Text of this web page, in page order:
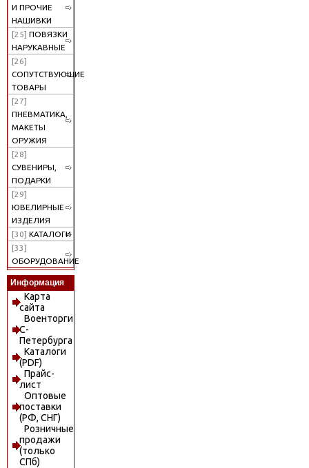
И ПРОЧИЕ
НАШИВКИ
[25] ПОВЯЗКИ
НАРУКАВНЫЕ
[26]
СОПУТСТВУЮЩИЕ
ТОВАРЫ
[27]
ПНЕВМАТИКА,
МАКЕТЫ
ОРУЖИЯ
[28]
СУВЕНИРЫ,
ПОДАРКИ
[29]
ЮВЕЛИРНЫЕ
ИЗДЕЛИЯ
[30] КАТАЛОГИ
[33]
ОБОРУДОВАНИЕ
Информация
Карта
сайта
Военторги
С-
Петербурга
Каталоги
(PDF)
Прайс-
лист
Оптовые
поставки
(РФ, СНГ)
Розничные
продажи
(только
СПб)